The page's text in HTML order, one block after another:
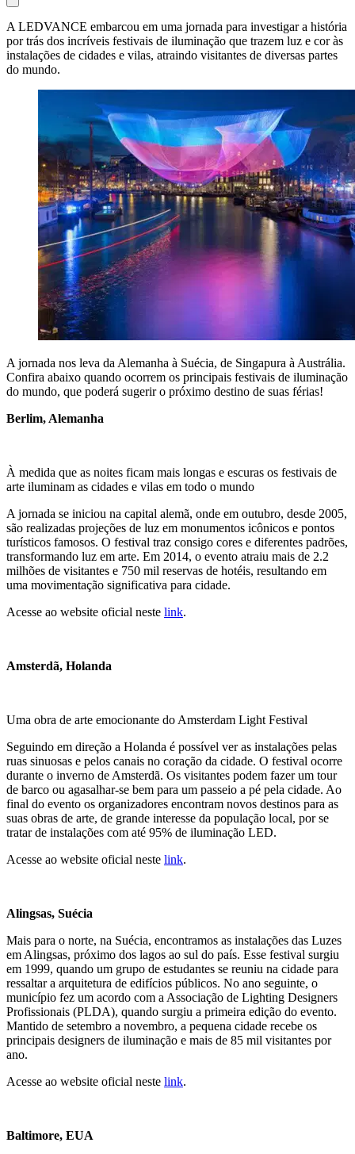
A LEDVANCE embarcou em uma jornada para investigar a história
por trás dos incríveis festivais de iluminação que trazem luz e cor às
instalações de cidades e vilas, atraindo visitantes de diversas partes
do mundo.
A jornada nos leva da Alemanha à Suécia, de Singapura à Austrália.
Confira abaixo quando ocorrem os principais festivais de iluminação
do mundo, que poderá sugerir o próximo destino de suas férias!
Berlim, Alemanha
À medida que as noites ficam mais longas e escuras os festivais de
arte iluminam as cidades e vilas em todo o mundo
A jornada se iniciou na capital alemã, onde em outubro, desde 2005,
são realizadas projeções de luz em monumentos icônicos e pontos
turísticos famosos. O festival traz consigo cores e diferentes padrões,
transformando luz em arte. Em 2014, o evento atraiu mais de 2.2
milhões de visitantes e 750 mil reservas de hotéis, resultando em
uma movimentação significativa para cidade.
Acesse ao website oficial neste link.
Amsterdã, Holanda
Uma obra de arte emocionante do Amsterdam Light Festival
Seguindo em direção a Holanda é possível ver as instalações pelas
ruas sinuosas e pelos canais no coração da cidade. O festival ocorre
durante o inverno de Amsterdã. Os visitantes podem fazer um tour
de barco ou agasalhar-se bem para um passeio a pé pela cidade. Ao
final do evento os organizadores encontram novos destinos para as
suas obras de arte, de grande interesse da população local, por se
tratar de instalações com até 95% de iluminação LED.
Acesse ao website oficial neste link.
Alingsas, Suécia
Mais para o norte, na Suécia, encontramos as instalações das Luzes
em Alingsas, próximo dos lagos ao sul do país. Esse festival surgiu
em 1999, quando um grupo de estudantes se reuniu na cidade para
ressaltar a arquitetura de edifícios públicos. No ano seguinte, o
município fez um acordo com a Associação de Lighting Designers
Profissionais (PLDA), quando surgiu a primeira edição do evento.
Mantido de setembro a novembro, a pequena cidade recebe os
principais designers de iluminação e mais de 85 mil visitantes por
ano.
Acesse ao website oficial neste link.
Baltimore, EUA